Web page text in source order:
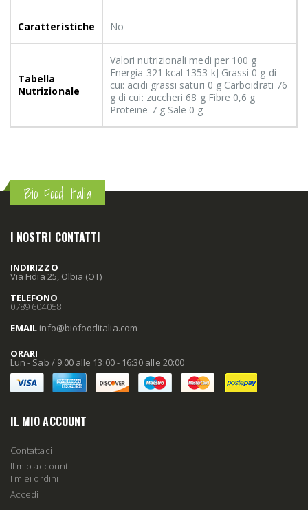
Caratteristiche No
Tabella
Nutrizionale
Valori nutrizionali medi per 100 g
Energia 321 kcal 1353 kJ Grassi 0 g di
cui: acidi grassi saturi 0 g Carboidrati 76
g di cui: zuccheri 68 g Fibre 0,6 g
Proteine 7 g Sale 0 g
Bio Food Italia
I NOSTRI CONTATTI
INDIRIZZO
Via Fidia 25, Olbia (OT)
TELEFONO
0789 604058
EMAIL info@biofooditalia.com
ORARI
Lun - Sab / 9:00 alle 13:00 - 16:30 alle 20:00
IL MIO ACCOUNT
Contattaci
Il mio account
I miei ordini
Accedi